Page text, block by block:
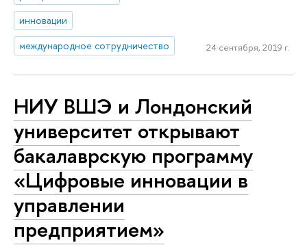
инновации
международное сотрудничество
24 сентября, 2019 г.
НИУ ВШЭ и Лондонский
университет открывают
бакалаврскую программу
«Цифровые инновации в
управлении
предприятием»